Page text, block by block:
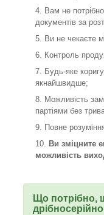
Вам не
документів за
Ви не чекаєте
Контроль
Будь-яке
якнайшвидше;
Можливість
партіями без
Повне
Ви зміцните
можливість
Що потрібно,